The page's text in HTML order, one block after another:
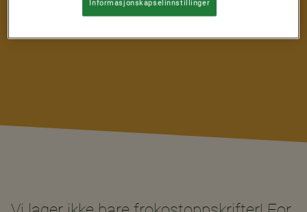
Informasjonskapselinnstillinger